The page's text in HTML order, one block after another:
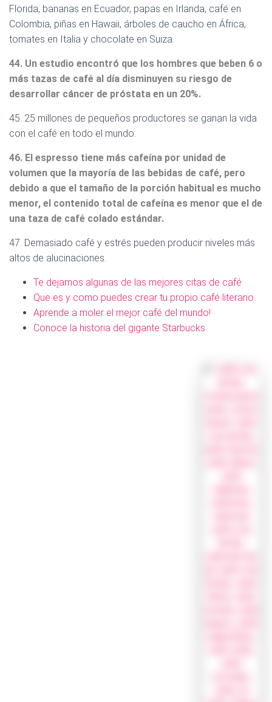
Florida, bananas en Ecuador, papas en Irlanda, café en
Colombia, piñas en Hawaii, árboles de caucho en África,
tomates en Italia y chocolate en Suiza.
44. Un estudio encontró que los hombres que beben 6 o
más tazas de café al día disminuyen su riesgo de
desarrollar cáncer de próstata en un 20%.
45. 25 millones de pequeños productores se ganan la vida
con el café en todo el mundo.
46. El espresso tiene más cafeína por unidad de
volumen que la mayoría de las bebidas de café, pero
debido a que el tamaño de la porción habitual es mucho
menor, el contenido total de cafeína es menor que el de
una taza de café colado estándar.
47. Demasiado café y estrés pueden producir niveles más
altos de alucinaciones.
Te dejamos algunas de las mejores citas de café
Que es y como puedes crear tu propio café literario
Aprende a moler el mejor café del mundo!
Conoce la historia del gigante Starbucks